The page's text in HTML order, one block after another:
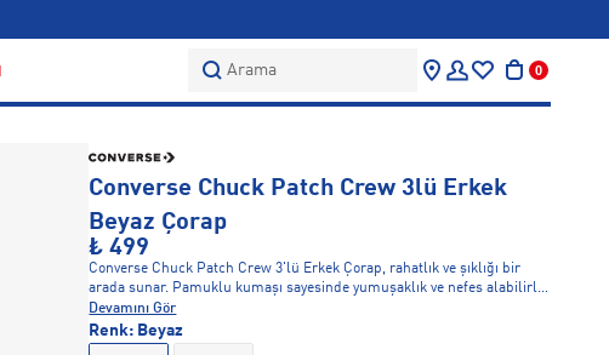
Arama 0
Converse Chuck Patch Crew 3lü Erkek
Beyaz Çorap
₺ 499
Converse Chuck Patch Crew 3'lü Erkek Çorap, rahatlık ve şıklığı bir
arada sunar. Pamuklu kumaşı sayesinde yumuşaklık ve nefes alabilirlik
sağlar. Günlük kullanım için ideal olan bu çoraplar, Converse’in ikonik
logosuyla stilinizi tamamlar. Hem spor aktiviteleri hem de günlük giyim
için rahatça kullanılabilir.
Devamını Gör
Renk: Beyaz